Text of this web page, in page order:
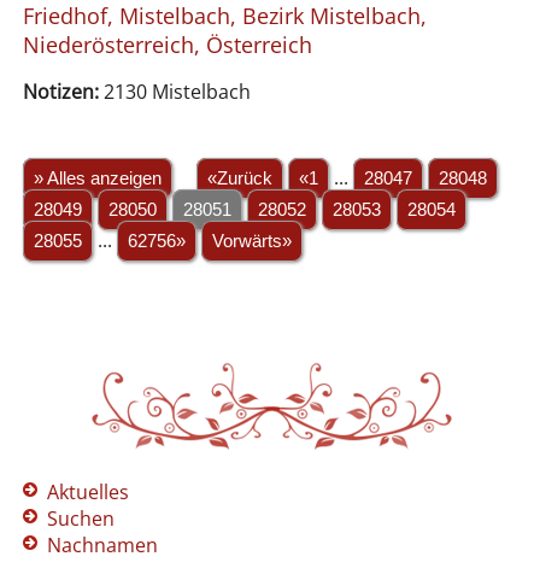
Friedhof, Mistelbach, Bezirk Mistelbach,
Niederösterreich, Österreich
Notizen:2130 Mistelbach
» Alles anzeigen «Zurück «1 ... 28047
28048
28049
28050 28051 28052 28053
28054
28055
... 62756» Vorwärts»
Aktuelles
Suchen
Nachnamen